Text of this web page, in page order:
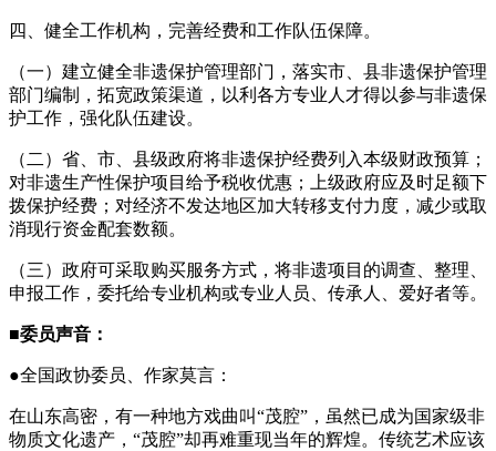
四、健全工作机构，完善经费和工作队伍保障。
（一）建立健全非遗保护管理部门，落实市、县非遗保护管理
部门编制，拓宽政策渠道，以利各方专业人才得以参与非遗保
护工作，强化队伍建设。
（二）省、市、县级政府将非遗保护经费列入本级财政预算；
对非遗生产性保护项目给予税收优惠；上级政府应及时足额下
拨保护经费；对经济不发达地区加大转移支付力度，减少或取
消现行资金配套数额。
（三）政府可采取购买服务方式，将非遗项目的调查、整理、
申报工作，委托给专业机构或专业人员、传承人、爱好者等。
■委员声音：
●全国政协委员、作家莫言：
在山东高密，有一种地方戏曲叫“茂腔”，虽然已成为国家级非
物质文化遗产，“茂腔”却再难重现当年的辉煌。传统艺术应该